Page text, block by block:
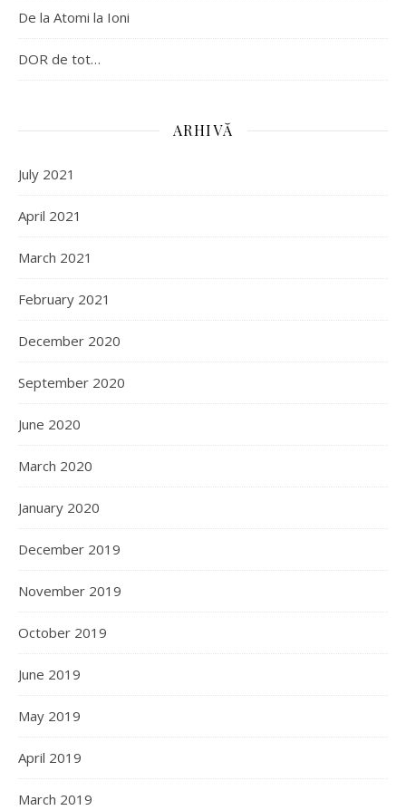
De la Atomi la Ioni
DOR de tot…
ARHIVĂ
July 2021
April 2021
March 2021
February 2021
December 2020
September 2020
June 2020
March 2020
January 2020
December 2019
November 2019
October 2019
June 2019
May 2019
April 2019
March 2019